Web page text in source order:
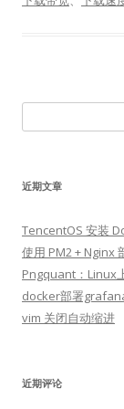
索：
近期文章
TencentOS 安装
使用 PM2 + Nginx
Pngquant：Linux
docker部署
vim 关闭自动缩进
近期评论